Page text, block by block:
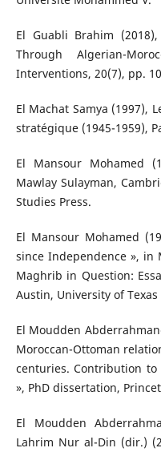
El Guabli Brahim
Through Algerian-
Interventions, 20(7), pp.
El Machat Samya (1997),
stratégique (1945-1959),
El Mansour Mohamed
Mawlay Sulayman,
Studies Press.
El Mansour Mohamed
since Independence », in
Maghrib in Question:
Austin, University of Texas
El Moudden
Moroccan-Ottoman
centuries. Contribution
», PhD dissertation,
El Moudden
Lahrim Nur al-Din (dir.)